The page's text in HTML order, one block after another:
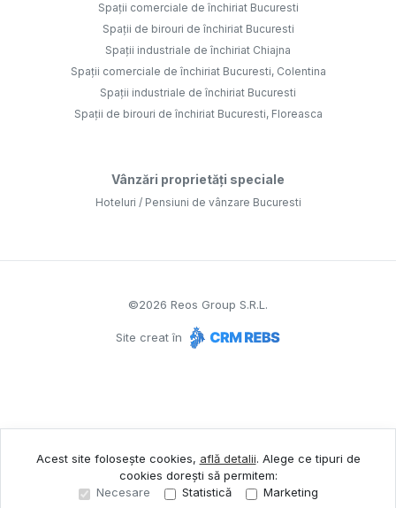
Spații comerciale de închiriat Bucuresti
Spații de birouri de închiriat Bucuresti
Spații industriale de închiriat Chiajna
Spații comerciale de închiriat Bucuresti, Colentina
Spații industriale de închiriat Bucuresti
Spații de birouri de închiriat Bucuresti, Floreasca
Vânzări proprietăți speciale
Hoteluri / Pensiuni de vânzare Bucuresti
©2026 Reos Group S.R.L.
Site creat în
Acest site folosește cookies, află detalii. Alege ce tipuri de
cookies dorești să permitem:
Necesare
Statistică Marketing